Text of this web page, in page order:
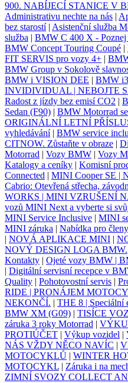
900. NABÍJECÍ STANICE V
Administrativu nechte na nás |
bez starostí| Asistenční služba
služba | BMW C 400 X - Poznej
BMW Concept Touring Coupé |
FIT SERVIS pro vozy 4+ |
BMW Group v Sokolově
BMW i VISION DEE | BMW
INVIDIVIDUAL | NEBOJTE
Radost z jízdy bez emisí CO2 |
Sedan (F90) | BMW Motorrad
ORIGINÁLNÍ LETNÍ
vyhledávání| BMW service
CITNOW. Zůstaňte v obraze |
Motorrad | Vozy BMW | Vozy
Katalogy a ceníky | Komisní
Connected | MINI Cooper SE |
Cabrio: Otevřená střecha,
WORKS | MINI VZRUŠENÍ
vozů MINI Next a vyberte si
MINI Service Inclusive | MINI
MINI záruka | Nabídka pro
| NOVÁ APLIKACE MINI |
NOVÝ DESIGN LOGA BMW.
Kontakty | Ojeté vozy BMW |
| Digitální servisní recepce v
Quality | Pohotovostní servis |
RIDE | PRONÁJEM
NEKONČÍ. | THE 8 | Speciální
BMW XM (G09) | TISÍCE
záruka 3 roky Motorrad |
PROTIÚČET | Výkup vozidel |
NÁS VŽDY NĚCO NAVÍC |
MOTOCYKLŮ | WINTER
MOTOCYKL | Záruka i na
ZIMNÍ SVOZY COLLECT